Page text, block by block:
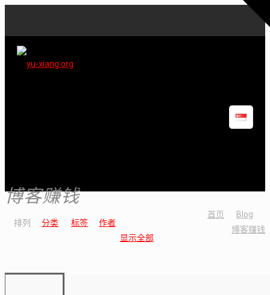
博客赚钱
首页
Blog
博客赚钱
排列 分类 标签
作者
显示全部